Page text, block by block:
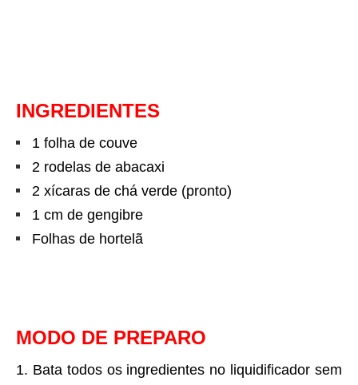
INGREDIENTES
1 folha de couve
2 rodelas de abacaxi
2 xícaras de chá verde (pronto)
1 cm de gengibre
Folhas de hortelã
MODO DE PREPARO
Bata todos os ingredientes no liquidificador sem